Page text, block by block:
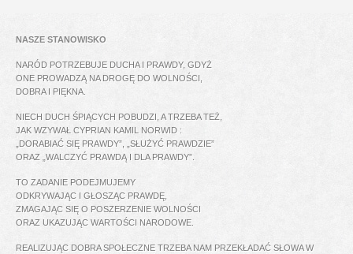
NASZE STANOWISKO
NARÓD POTRZEBUJE DUCHA I PRAWDY, GDYŻ
ONE PROWADZĄ NA DROGĘ DO WOLNOŚCI,
DOBRA I PIĘKNA.
NIECH DUCH ŚPIĄCYCH POBUDZI, A TRZEBA TEŻ,
JAK WZYWAŁ CYPRIAN KAMIL NORWID :
„DORABIAĆ SIĘ PRAWDY”, „SŁUŻYĆ PRAWDZIE”
ORAZ „WALCZYĆ PRAWDĄ I DLA PRAWDY”.
TO ZADANIE PODEJMUJEMY
ODKRYWAJĄC I GŁOSZĄC PRAWDĘ,
ZMAGAJĄC SIĘ O POSZERZENIE WOLNOŚCI
ORAZ UKAZUJĄC WARTOŚCI NARODOWE.
REALIZUJĄC DOBRA SPOŁECZNE TRZEBA NAM PRZEKŁADAĆ SŁOWA W